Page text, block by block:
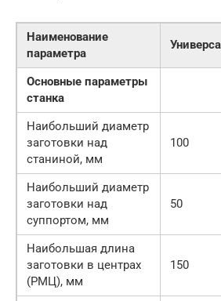
Наименование
параметра
Основные параметры
станка
Наибольший диаметр
заготовки над
станиной, мм
100
Наибольший диаметр
заготовки над
суппортом, мм
50
Наибольшая длина
заготовки в центрах
(РМЦ), мм
150